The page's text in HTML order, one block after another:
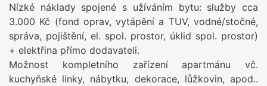
Nízké náklady spojené s užíváním bytu: služby cca
3.000 Kč (fond oprav, vytápění a TUV, vodné/stočné,
správa, pojištění, el. spol. prostor, úklid spol. prostor)
+ elektřina přímo dodavateli.
Možnost kompletního zařízení apartmánu vč.
kuchyňské linky, nábytku, dekorace, lůžkovin, apod..